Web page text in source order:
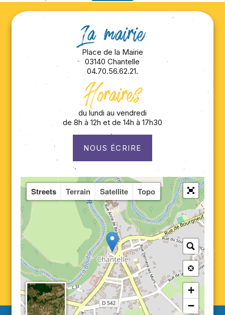
La mairie
Place de la Mairie
03140 Chantelle
04.70.56.62.21.
Horaires
du lundi au vendredi
de 8h à 12h et de 14h à 17h30
NOUS ÉCRIRE
Streets Terrain Satellite Topo
+
−